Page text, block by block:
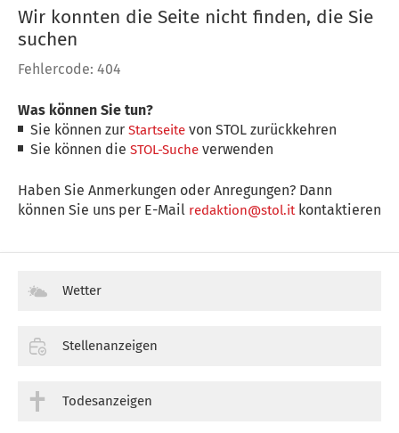
Wir konnten die Seite nicht finden, die Sie
suchen
Fehlercode: 404
Was können Sie tun?
Sie können zurStartseite von STOL zurückkehren
Sie können dieSTOL-Suche verwenden
Haben Sie Anmerkungen oder Anregungen? Dann
können Sie uns per E-Mail redaktion@stol.itkontaktieren
Wetter
Stellenanzeigen
Todesanzeigen